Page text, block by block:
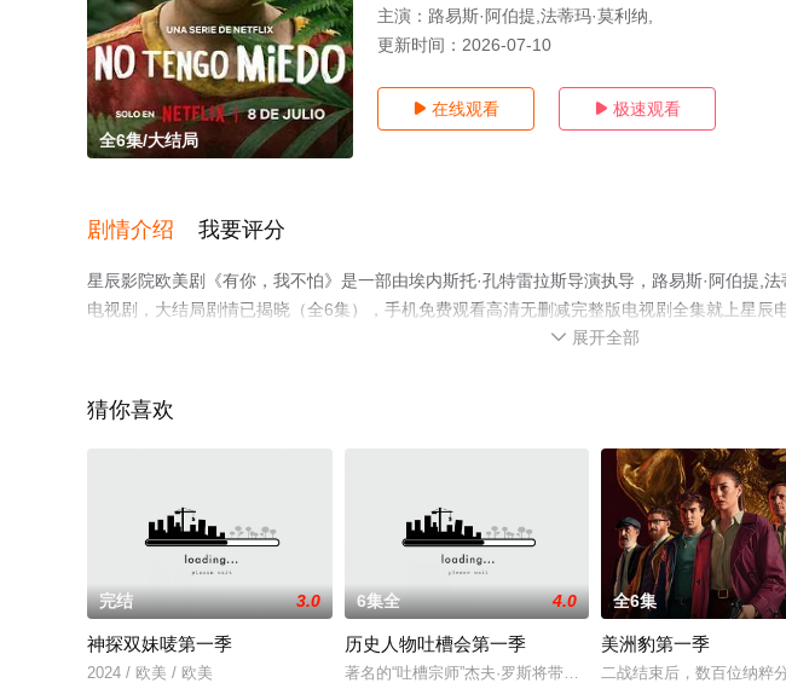
全6集/大结局
主演： 路易斯·阿伯提,法蒂玛·莫利纳,
更新时间： 2026-07-10
 在线观看  极速观看
剧情介绍 我要评分
星辰影院欧美剧《有你，我不怕》是一部由埃内斯托·孔特雷拉斯导演执导，路易斯·阿伯提,
电视剧，大结局剧情已揭晓（全6集），手机免费观看高清无删减完整版电视剧全集就上星辰
 展开全部
猜你喜欢
完结 3.0
神探双妹唛第一季
2024 / 欧美 / 欧美
6集全 4.0
历史人物吐槽会第一季
著名的“吐槽宗师”杰夫·罗斯将带来全新的喜剧剧集《历史名人
全6集
美洲豹第一季
二战结束后，数百位纳粹